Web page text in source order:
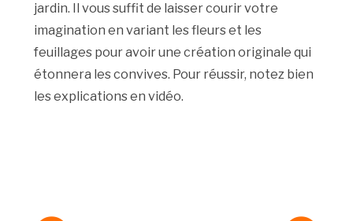
jardin. Il vous suffit de laisser courir votre
imagination en variant les fleurs et les
feuillages pour avoir une création originale qui
étonnera les convives. Pour réussir, notez bien
les explications en vidéo.